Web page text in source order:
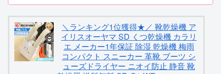
＼ランキング1位獲得★／ 靴乾燥機 ア
イリスオーヤマ SD くつ乾燥機 カラリ
エ メーカー1年保証 除湿 乾燥機 梅雨
コンパクト スニーカー 革靴 ブーツ シ
ューズドライヤー ニオイ防止 静音 靴